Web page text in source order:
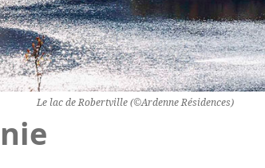
Le lac de Robertville (©Ardenne Résidences)